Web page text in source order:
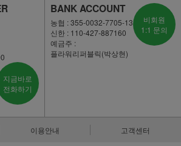
지금바로
전화하기
BANK ACCOUNT
농협 : 355-0032-7705-13
신한 : 110-427-887160
예금주 :
플라워리퍼블릭(박상현)
비회원
1:1 문의
이용안내 고객센터